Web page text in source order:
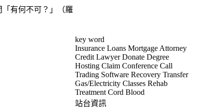
有何不可？」（羅
key word
Insurance Loans Mortgage Attorney
Credit Lawyer Donate Degree
Hosting Claim Conference Call
Trading Software Recovery Transfer
Gas/Electricity Classes Rehab
Treatment Cord Blood
站台資訊